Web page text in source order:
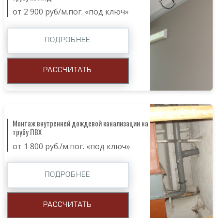
от 2 900 руб/м.пог. «под ключ»
ПОДРОБНЕЕ
РАССЧИТАТЬ
Монтаж внутренней дождевой канализации на
трубу ПВХ
от 1 800 руб./м.пог. «под ключ»
ПОДРОБНЕЕ
РАССЧИТАТЬ